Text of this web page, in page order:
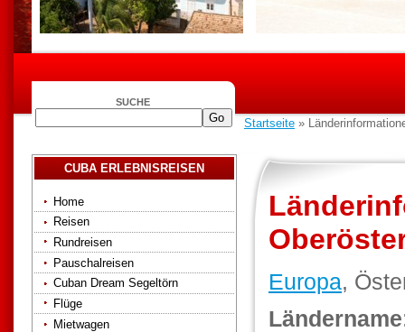
SUCHE
Startseite »
CUBA ERLEBNISREISEN
Home
Reisen
Rundreisen
Pauschalreisen
Cuban Dream Segeltörn
Flüge
Mietwagen
Europa,
Ländername